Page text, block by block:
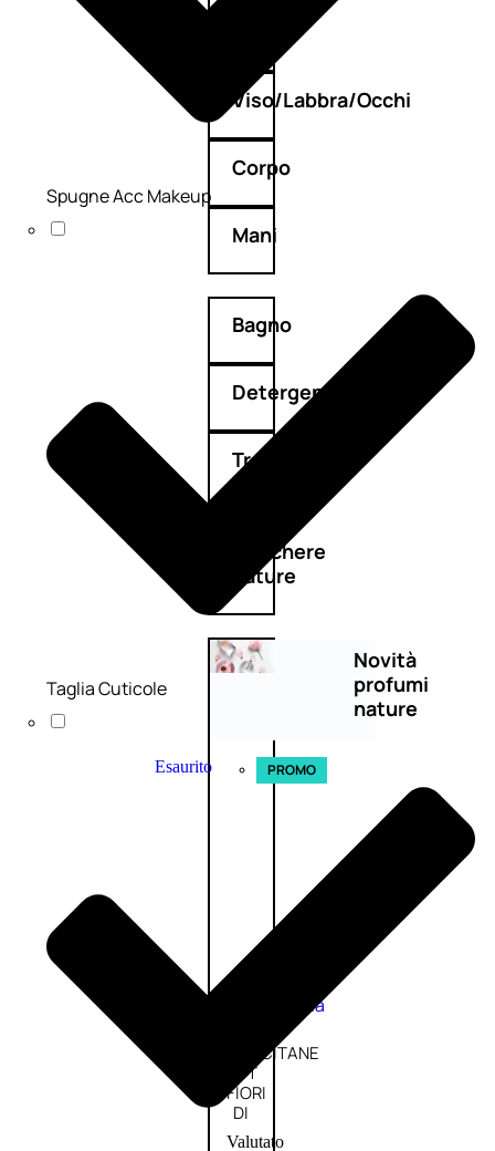
Viso/Labbra/Occhi
Corpo
Mani
Bagno
Detergenza
Trattamenti
viso
Maschere
nature
Novità
profumi
nature
Esaurito PROMO
Donna
L’OCCITANE
EDT
FIORI
DI
Valutato
Spugne Acc Makeup
Taglia Cuticole